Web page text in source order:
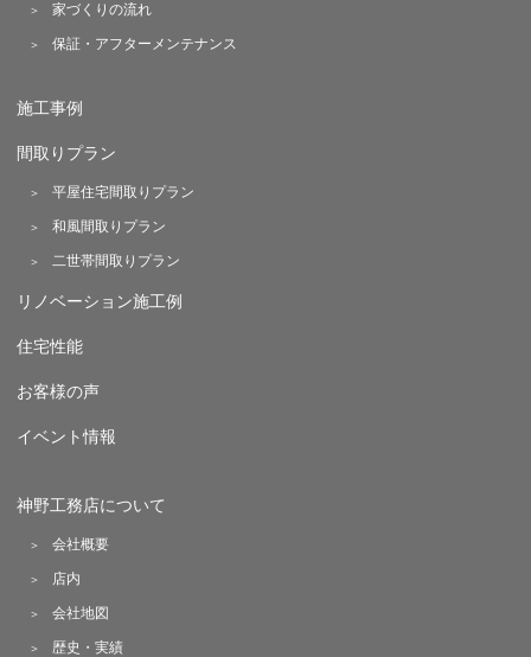
家づくりの流れ
保証・アフターメンテナンス
施工事例
間取りプラン
平屋住宅間取りプラン
和風間取りプラン
二世帯間取りプラン
リノベーション施工例
住宅性能
お客様の声
イベント情報
神野工務店について
会社概要
店内
会社地図
歴史・実績